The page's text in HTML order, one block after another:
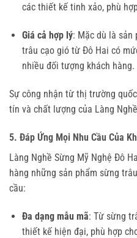
các thiết kế tinh xảo, phù
Giá cả hợp lý: Mặc dù là sản
trâu cạo gió từ Đô Hai có
nhiều đối tượng khách hàng.
Sự công nhận từ thị trường
tín và chất lượng của Làng
5. Đáp Ứng Mọi Nhu Cầu Của
Làng Nghề Sừng Mỹ Nghệ Đô
hàng những sản phẩm sừng
cầu:
Đa dạng mẫu mã: Từ sừng
thiết kế hiện đại, phù hợp